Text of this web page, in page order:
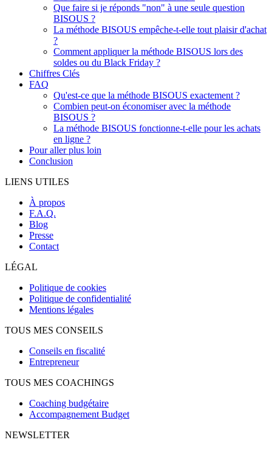
Que faire si je réponds "non" à une seule question
BISOUS ?
La méthode BISOUS empêche-t-elle tout plaisir d'achat
?
Comment appliquer la méthode BISOUS lors des
soldes ou du Black Friday ?
Chiffres Clés
FAQ
Qu'est-ce que la méthode BISOUS exactement ?
Combien peut-on économiser avec la méthode
BISOUS ?
La méthode BISOUS fonctionne-t-elle pour les achats
en ligne ?
Pour aller plus loin
Conclusion
LIENS UTILES
À propos
F.A.Q.
Blog
Presse
Contact
LÉGAL
Politique de cookies
Politique de confidentialité
Mentions légales
TOUS MES CONSEILS
Conseils en fiscalité
Entrepreneur
TOUS MES COACHINGS
Coaching budgétaire
Accompagnement Budget
NEWSLETTER